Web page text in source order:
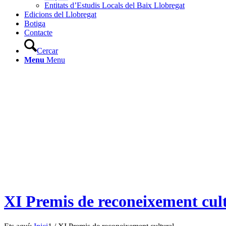
Entitats d’Estudis Locals del Baix Llobregat
Edicions del Llobregat
Botiga
Contacte
Cercar
Menu Menu
XI Premis de reconeixement